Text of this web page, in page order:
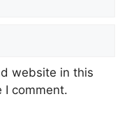
website in this
I comment.